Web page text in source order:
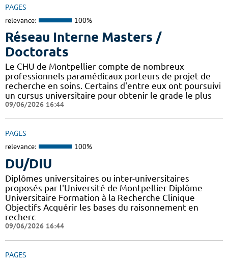
PAGES
relevance: 100%
Réseau Interne Masters /
Doctorats
Le CHU de Montpellier compte de nombreux
professionnels paramédicaux porteurs de projet de
recherche en soins. Certains d'entre eux ont poursuivi
un cursus universitaire pour obtenir le grade le plus
09/06/2026 16:44
PAGES
relevance: 100%
DU/DIU
Diplômes universitaires ou inter-universitaires
proposés par l'Université de Montpellier Diplôme
Universitaire Formation à la Recherche Clinique
Objectifs Acquérir les bases du raisonnement en
recherc
09/06/2026 16:44
PAGES